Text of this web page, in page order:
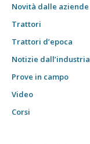
Novità dalle aziende
Trattori
Trattori d’epoca
Notizie dall’industria
Prove in campo
Video
Corsi